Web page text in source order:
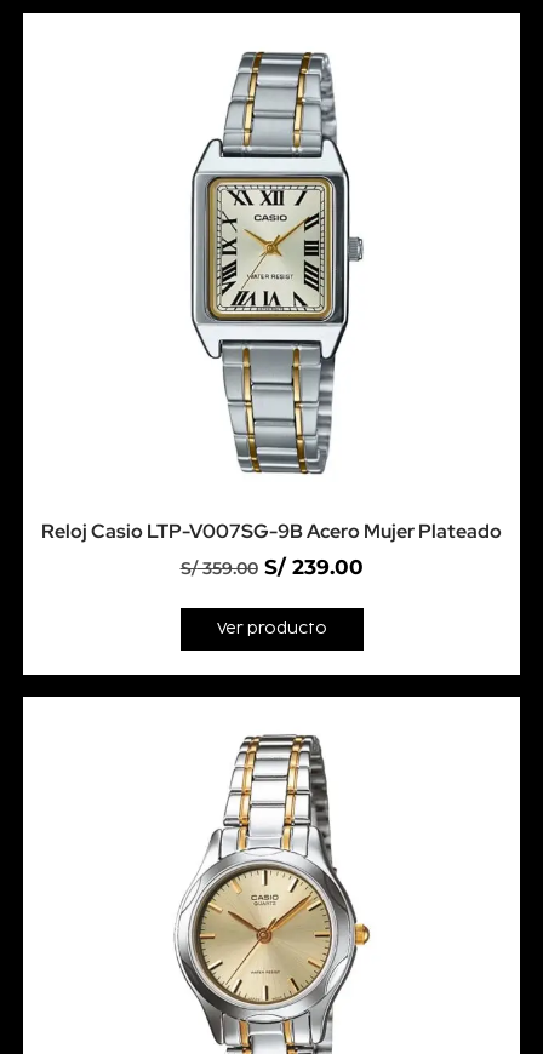
Reloj Casio LTP-V007SG-9B Acero Mujer Plateado
S/359.00 S/239.00
Ver producto